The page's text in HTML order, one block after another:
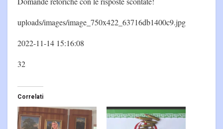
uploads/images/image_750x422_63716db1400c9.jpg
2022-11-14 15:16:08
32
Correlati